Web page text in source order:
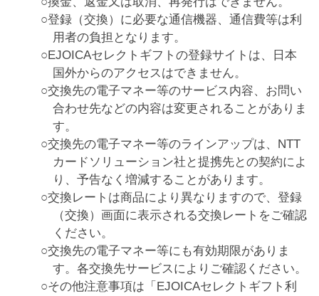
登録（交換）に必要な通信機器、通信費等は利
用者の負担となります。
EJOICAセレクトギフトの登録サイトは、日本
国外からのアクセスはできません。
交換先の電子マネー等のサービス内容、お問い
合わせ先などの内容は変更されることがありま
す。
交換先の電子マネー等のラインアップは、NTT
カードソリューション社と提携先との契約によ
り、予告なく増減することがあります。
交換レートは商品により異なりますので、登録
（交換）画面に表示される交換レートをご確認
ください。
交換先の電子マネー等にも有効期限がありま
す。各交換先サービスによりご確認ください。
その他注意事項は「EJOICAセレクトギフト利